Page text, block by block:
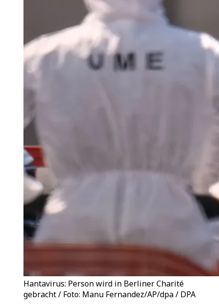
Hantavirus: Person wird in Berliner Charité
gebracht / Foto: Manu Fernandez/AP/dpa / DPA